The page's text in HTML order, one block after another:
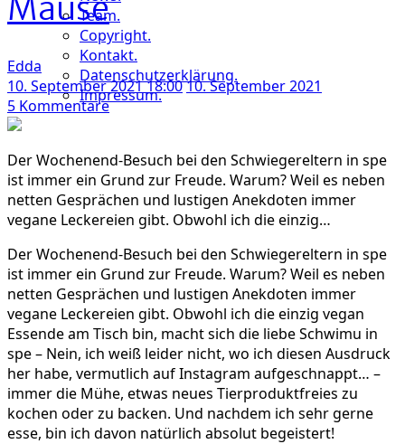
Team.
Copyright.
Kontakt.
Datenschutzerklärung.
Impressum.
Mäuse
Edda
10. September 2021 18:0010. September 2021
5 Kommentarezu
in
vegan:
Gebackene
Mäuse
Der Wochenend-Besuch bei den Schwiegereltern in spe
ist immer ein Grund zur Freude. Warum? Weil es neben
netten Gesprächen und lustigen Anekdoten immer
vegane Leckereien gibt. Obwohl ich die einzig…
Der Wochenend-Besuch bei den Schwiegereltern in spe
ist immer ein Grund zur Freude. Warum? Weil es neben
netten Gesprächen und lustigen Anekdoten immer
vegane Leckereien gibt. Obwohl ich die einzig vegan
Essende am Tisch bin, macht sich die liebe Schwimu in
spe – Nein, ich weiß leider nicht, wo ich diesen Ausdruck
her habe, vermutlich auf Instagram aufgeschnappt… –
immer die Mühe, etwas neues Tierproduktfreies zu
kochen oder zu backen. Und nachdem ich sehr gerne
esse, bin ich davon natürlich absolut begeistert!